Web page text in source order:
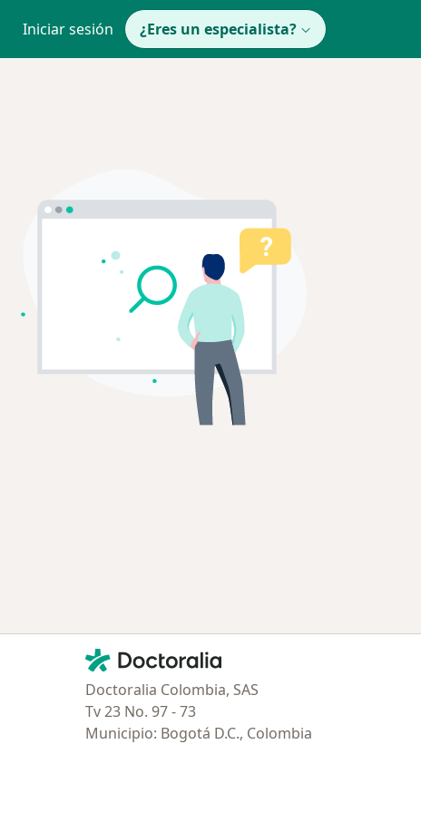
Iniciar sesión ¿Eres un especialista?
Contacto
Doctoralia - Página de inicio
Doctoralia Colombia, SAS
Tv 23 No. 97 - 73
Municipio: Bogotá D.C., Colombia